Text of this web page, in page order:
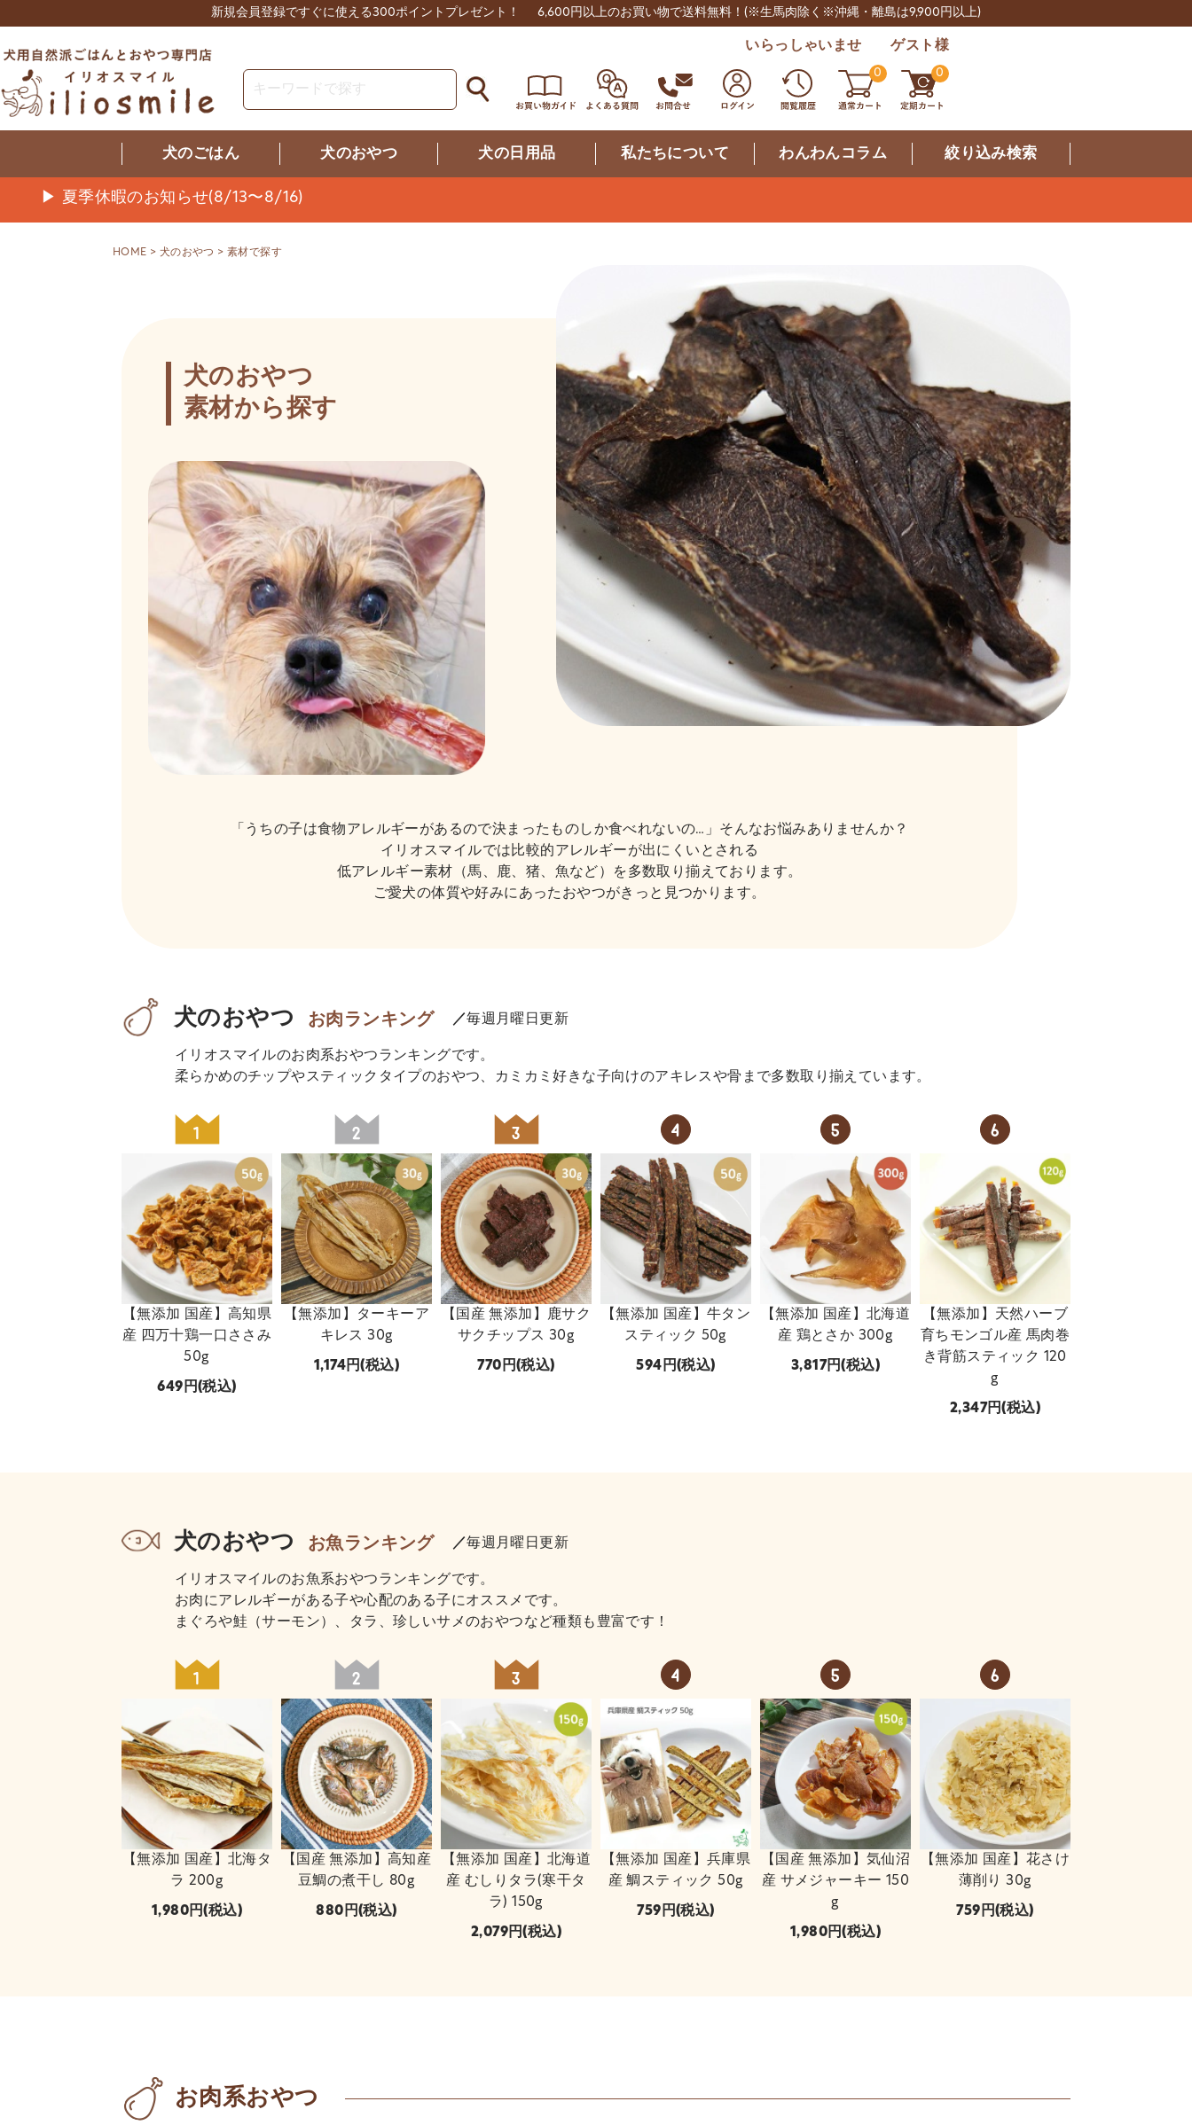
新規会員登録ですぐに使える300ポイントプレゼント！ 6,600円以上のお買い物で送料無料！ (※生馬肉除く※沖縄・離島は9,900円以上)
いらっしゃいませ ゲスト様
0 0
犬のごはん 犬のおやつ 犬の日用品 私たちについて わんわんコラム 絞り込み検索
▶ 夏季休暇のお知らせ(8/13〜8/16)
HOME 犬のおやつ 素材で探す
犬のおやつ
素材から探す
「うちの子は食物アレルギーがあるので決まったものしか食べれないの…」そんなお悩みありませんか？
イリオスマイルでは比較的アレルギーが出にくいとされる
低アレルギー素材（馬、鹿、猪、魚など）を多数取り揃えております。
ご愛犬の体質や好みにあったおやつがきっと見つかります。
犬のおやつ お肉ランキング ／毎週月曜日更新
イリオスマイルのお肉系おやつランキングです。
柔らかめのチップやスティックタイプのおやつ、カミカミ好きな子向けのアキレスや骨まで多数取り揃えています。
【無添加 国産】高知県
産 四万十鶏一口ささみ
50g
649 (税込)
【無添加】ターキーア
キレス 30g
1,174 (税込)
【国産 無添加】鹿サク
サクチップス 30g
770 (税込)
【無添加 国産】牛タン
スティック 50g
594 (税込)
【無添加 国産】北海道
産 鶏とさか 300g
3,817 (税込)
【無添加】天然ハーブ
育ちモンゴル産 馬肉巻
き背筋スティック 120
g
2,347 (税込)
犬のおやつ お魚ランキング ／毎週月曜日更新
イリオスマイルのお魚系おやつランキングです。
お肉にアレルギーがある子や心配のある子にオススメです。
まぐろや鮭（サーモン）、タラ、珍しいサメのおやつなど種類も豊富です！
【無添加 国産】北海タ
ラ 200g
1,980 (税込)
【国産 無添加】高知産
豆鯛の煮干し 80g
880 (税込)
【無添加 国産】北海道
産 むしりタラ(寒干タ
ラ) 150g
2,079 (税込)
【無添加 国産】兵庫県
産 鯛スティック 50g
759 (税込)
【国産 無添加】気仙沼
産 サメジャーキー 150
g
1,980 (税込)
【無添加 国産】花さけ
薄削り 30g
759 (税込)
お肉系おやつ